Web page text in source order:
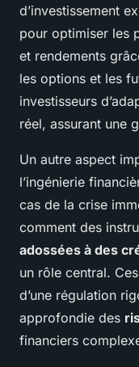
d’investissement
pour optimiser les
et rendements
les options et les
investisseurs
réel, assurant une
Un autre aspect
l’ingénierie
cas de la crise
comment des
adossées à des
un rôle central.
d’une régulation
approfondie des
financiers